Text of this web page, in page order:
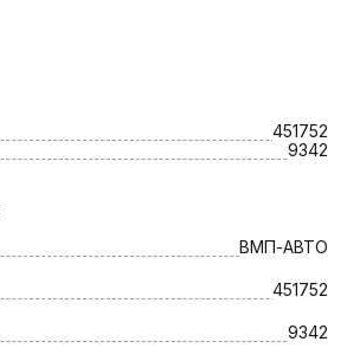
451752
9342
ВМП-АВТО
451752
9342